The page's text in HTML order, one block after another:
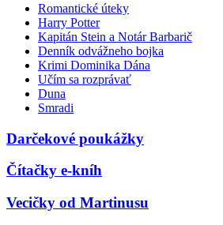
Romantické úteky
Harry Potter
Kapitán Stein a Notár Barbarič
Denník odvážneho bojka
Krimi Dominika Dána
Učím sa rozprávať
Duna
Smradi
Darčekové poukážky
Čítačky e-kníh
Vecičky od Martinusu